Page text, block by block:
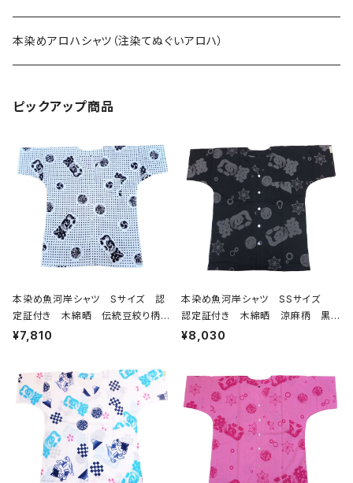
本染めアロハシャツ（注染てぬぐいアロハ）
ピックアップ商品
本染め魚河岸シャツ Sサイズ 認
定証付き 木綿晒 伝統豆絞り柄
巴紋 白×紺 日本製 注染そめ
津 浜通り 港町 祭り
¥7,810
本染め魚河岸シャツ SSサイズ
認定証付き 木綿晒 涼麻柄 黒×
グレー 日本製 注染そめ 浴衣生
り 港町
¥8,030